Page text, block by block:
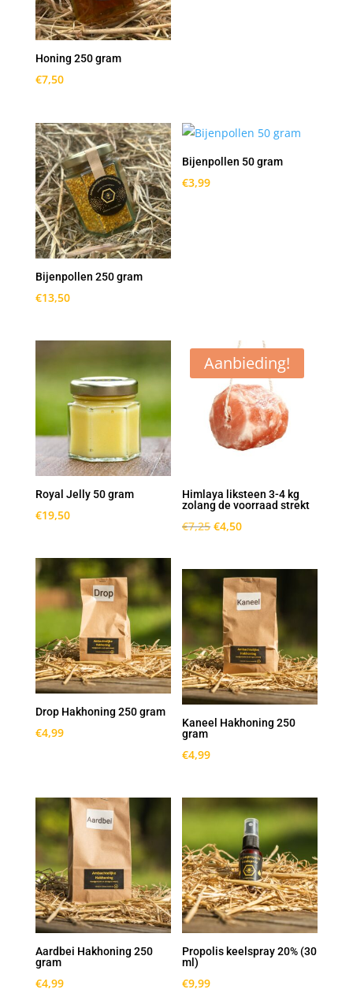
Honing 250 gram
€7,50
Bijenpollen 250 gram
€13,50
Bijenpollen 50 gram
€3,99
Royal Jelly 50 gram
€19,50
Aanbieding!
Himlaya liksteen 3-4 kg
zolang de voorraad strekt
€7,25 Oorspronkelijke
was:
€7,25.
€4,50Huidige
is:
€4,50.
Drop Hakhoning 250 gram
€4,99
Kaneel Hakhoning 250
gram
€4,99
Aardbei Hakhoning 250
gram
€4,99
Propolis keelspray 20% (30
ml)
€9,99